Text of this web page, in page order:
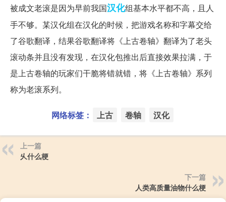
被成文老滚是因为早前我国汉化组基本水平都不高，且人
手不够。某汉化组在汉化的时候，把游戏名称和字幕交给
了谷歌翻译，结果谷歌翻译将《上古卷轴》翻译为了老头
滚动条并且没有发现，在汉化包推出后直接效果拉满，于
是上古卷轴的玩家们干脆将错就错，将《上古卷轴》系列
称为老滚系列。
网络标签： 上古 卷轴 汉化
上一篇
乆什么梗
下一篇
人类高质量油物什么梗